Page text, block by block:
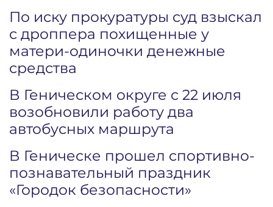
По иску прокуратуры суд взыскал
с дроппера похищенные у
матери-одиночки денежные
средства
В Геническом округе с 22 июля
возобновили работу два
автобусных маршрута
В Геническе прошел спортивно-
познавательный праздник
«Городок безопасности»